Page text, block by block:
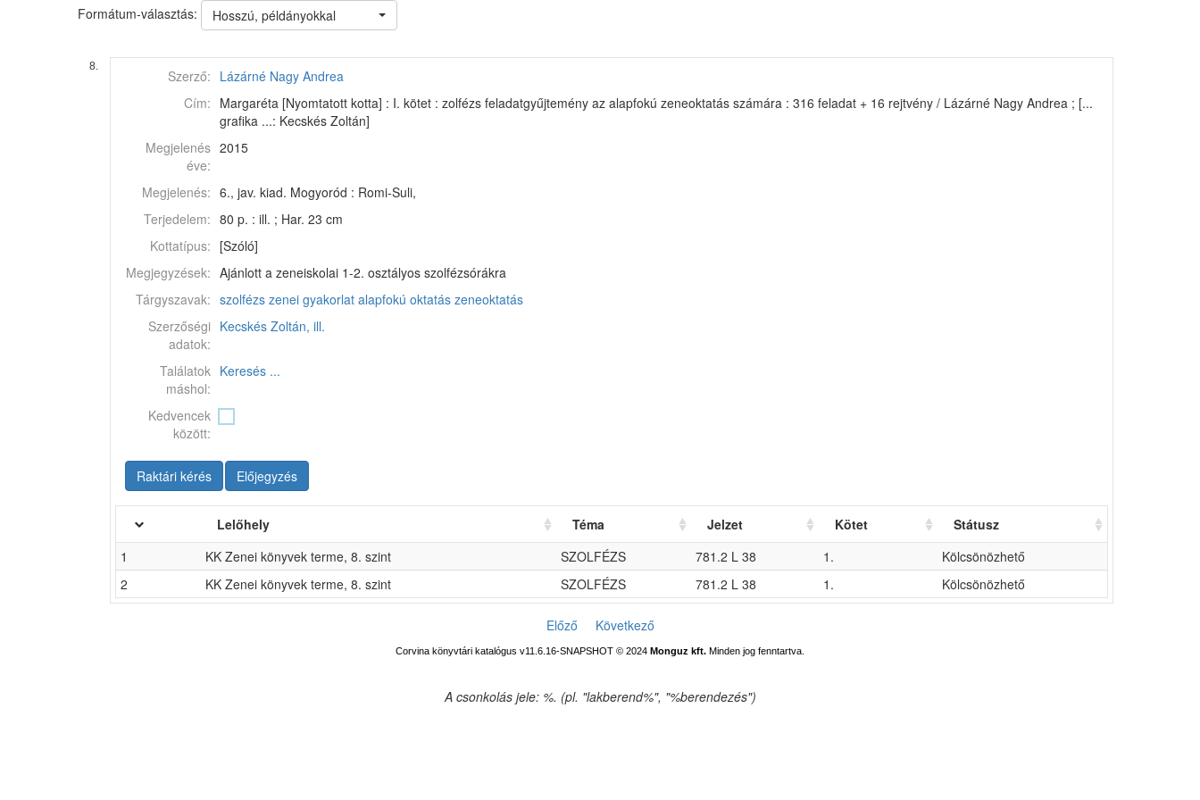
Formátum-választás: Hosszú, példányokkal
8.
Szerző: Lázárné Nagy Andrea
Cím: Margaréta [Nyomtatott kotta] : I. kötet : zolfézs feladatgyűjtemény az alapfokú zeneoktatás számára : 316 feladat + 16 rejtvény / Lázárné Nagy Andrea ; [...
grafika ...: Kecskés Zoltán]
Megjelenés
éve:
2015
Megjelenés: 6., jav. kiad. Mogyoród : Romi-Suli,
Terjedelem: 80 p. : ill. ; Har. 23 cm
Kottatípus: [Szóló]
Megjegyzések: Ajánlott a zeneiskolai 1-2. osztályos szolfézsórákra
Tárgyszavak: szolfézs zenei gyakorlat alapfokú oktatás zeneoktatás
Szerzőségi
adatok:
Kecskés Zoltán, ill.
Találatok
máshol:
Keresés ...
Kedvencek
között:
Raktári kérés Előjegyzés
Lelőhely Téma Jelzet Kötet
Státusz
1
KK Zenei könyvek terme, 8. szint SZOLFÉZS 781.2 L 38 1.
Kölcsönözhető
2
KK Zenei könyvek terme, 8. szint SZOLFÉZS 781.2 L 38 1. Kölcsönözhető
Előző Következő
Corvina könyvtári katalógus v11.6.16-SNAPSHOT © 2024 Monguz kft. Minden jog fenntartva.
A csonkolás jele: %. (pl. "lakberend%", "%berendezés")